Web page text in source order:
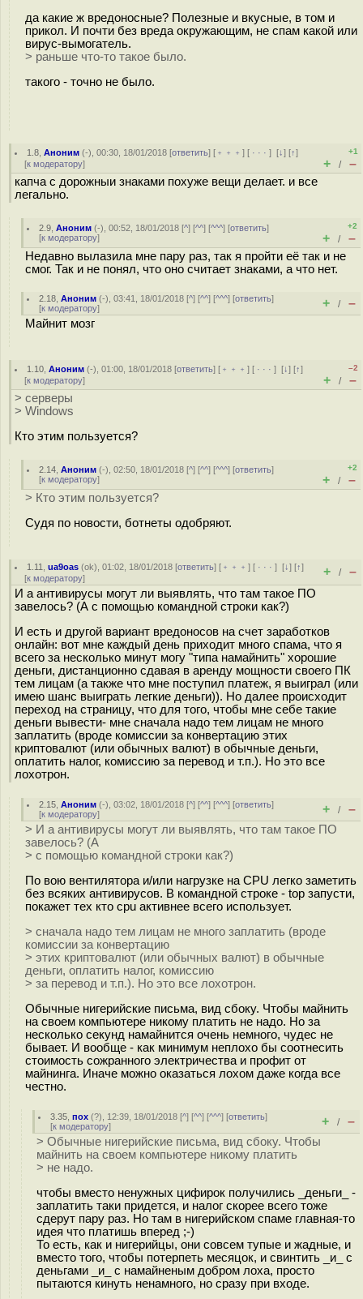
да какие ж вредоносные? Полезные и вкусные, в том и
прикол. И почти без вреда окружающим, не спам какой или
вирус-вымогатель.
> раньше что-то такое было.
такого - точно не было.
1.8 ,Аноним (-), 00:30, 18/01/2018 [ответить] [ ﹢﹢﹢] [ · · ·][↓] [↑]
[к модератору]
+1
+ / –
капча с дорожныи знаками похуже вещи делает. и все
легально.
2.9 ,Аноним (-), 00:52, 18/01/2018 [^] [^^] [^^^] [ответить]
[к модератору]
+2
+ / –
Недавно вылазила мне пару раз, так я пройти её так и не
смог. Так и не понял, что оно считает знаками, а что нет.
2.18 ,Аноним (-), 03:41, 18/01/2018 [^] [^^] [^^^] [ответить]
[к модератору] + / –
Майнит мозг
1.10 ,Аноним (-), 01:00, 18/01/2018 [ответить] [ ﹢﹢﹢] [ · · ·][↓] [↑]
[к модератору]
–2
+ / –
> серверы
> Windows
Кто этим пользуется?
2.14 ,Аноним (-), 02:50, 18/01/2018 [^] [^^] [^^^] [ответить]
[к модератору]
+2
+ / –
> Кто этим пользуется?
Судя по новости, ботнеты одобряют.
1.11 ,ua9oas (ok), 01:02, 18/01/2018 [ответить] [ ﹢﹢﹢] [ · · ·][↓] [↑]
[к модератору] + / –
И а антивирусы могут ли выявлять, что там такое ПО
завелось? (А с помощью командной строки как?)
И есть и другой вариант вредоносов на счет заработков
онлайн: вот мне каждый день приходит много спама, что я
всего за несколько минут могу "типа намайнить" хорошие
деньги, дистанционно сдавая в аренду мощности своего ПК
тем лицам (а также что мне поступил платеж, я выиграл (или
имею шанс выиграть легкие деньги)). Но далее происходит
переход на страницу, что для того, чтобы мне себе такие
деньги вывести- мне сначала надо тем лицам не много
заплатить (вроде комиссии за конвертацию этих
криптовалют (или обычных валют) в обычные деньги,
оплатить налог, комиссию за перевод и т.п.). Но это все
лохотрон.
2.15 ,Аноним (-), 03:02, 18/01/2018 [^] [^^] [^^^] [ответить]
[к модератору] + / –
> И а антивирусы могут ли выявлять, что там такое ПО
завелось? (А
> с помощью командной строки как?)
По вою вентилятора и/или нагрузке на CPU легко заметить
без всяких антивирусов. В командной строке - top запусти,
покажет тех кто cpu активнее всего использует.
> сначала надо тем лицам не много заплатить (вроде
комиссии за конвертацию
> этих криптовалют (или обычных валют) в обычные
деньги, оплатить налог, комиссию
> за перевод и т.п.). Но это все лохотрон.
Обычные нигерийские письма, вид сбоку. Чтобы майнить
на своем компьютере никому платить не надо. Но за
несколько секунд намайнится очень немного, чудес не
бывает. И вообще - как минимум неплохо бы соотнесить
стоимость сожранного электричества и профит от
майнинга. Иначе можно оказаться лохом даже когда все
честно.
3.35 ,пох (?), 12:39, 18/01/2018 [^] [^^] [^^^] [ответить]
[к модератору] + / –
> Обычные нигерийские письма, вид сбоку. Чтобы
майнить на своем компьютере никому платить
> не надо.
чтобы вместо ненужных цифирок получились _деньги_ -
заплатить таки придется, и налог скорее всего тоже
сдерут пару раз. Но там в нигерийском спаме главная-то
идея что платишь вперед ;-)
То есть, как и нигерийцы, они совсем тупые и жадные, и
вместо того, чтобы потерпеть месяцок, и свинтить _и_ с
деньгами _и_ с намайненым добром лоха, просто
пытаются кинуть ненамного, но сразу при входе.